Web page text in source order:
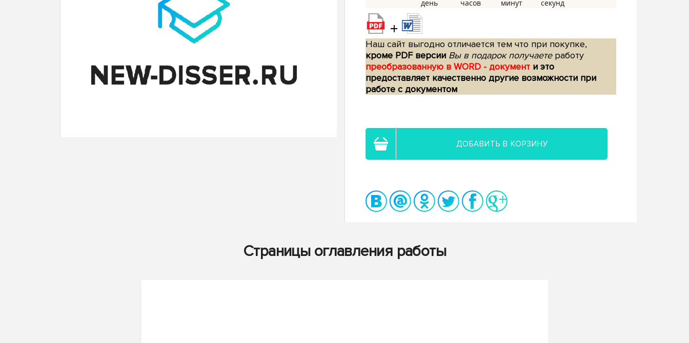
+
Наш сайт выгодно отличается тем что при покупке,
кроме PDF версии Вы в подарок получаетеработу
преобразованную в WORD - документ и это
предоставляет качественно другие возможности при
работе с документом
ДОБАВИТЬ В КОРЗИНУ
Страницы оглавления работы